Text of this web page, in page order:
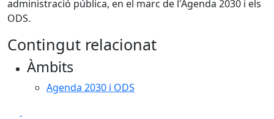
administració pública, en el marc de l'Agenda 2030 i els
ODS.
Contingut relacionat
Àmbits
Agenda 2030 i ODS